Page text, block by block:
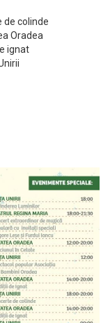
de colinde
Oradea
ignat